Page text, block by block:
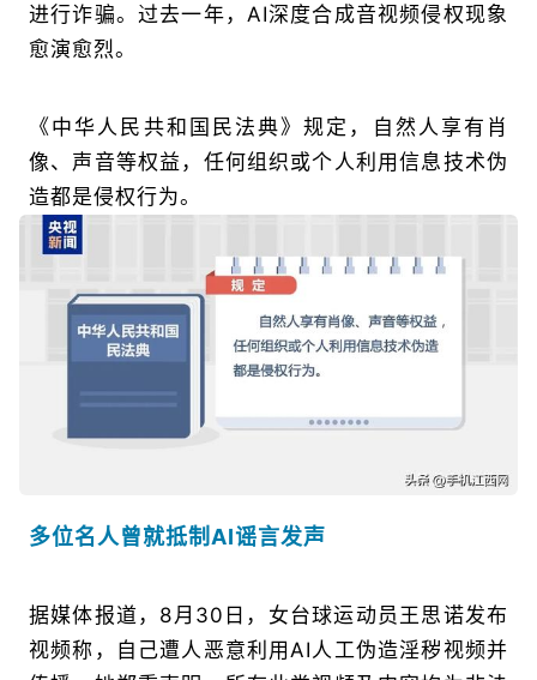
进行诈骗。过去一年，AI深度合成音视频侵权现象
愈演愈烈。
《中华人民共和国民法典》规定，自然人享有肖
像、声音等权益，任何组织或个人利用信息技术伪
造都是侵权行为。
多位名人曾就抵制AI谣言发声
据媒体报道，8月30日，女台球运动员王思诺发布
视频称，自己遭人恶意利用AI人工伪造淫秽视频并